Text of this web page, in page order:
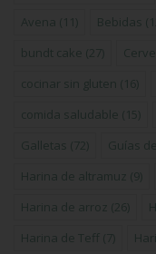
Avena (11) Bebidas
bundt cake (27)
cocinar sin gluten (16)
comida saludable (15)
Galletas (72) Guías
Harina de altramuz (9)
Harina de arroz (26)
Harina de Teff (7)